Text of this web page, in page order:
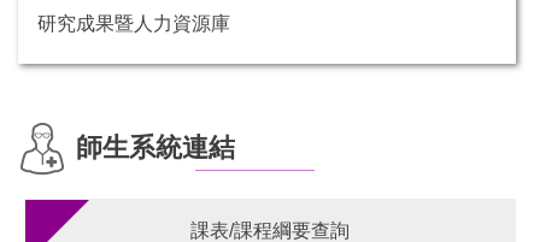
研究成果暨人力資源庫
師生系統連結
課表/課程綱要查詢